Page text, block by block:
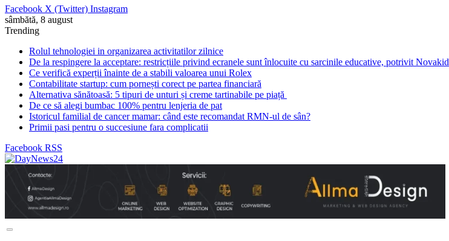
Facebook X (Twitter) Instagram
sâmbătă, 8 august
Trending
Rolul tehnologiei in organizarea activitatilor zilnice
De la respingere la acceptare: restricțiile privind ecranele sunt înlocuite cu sarcinile educative, potrivit Novakid
Ce verifică experții înainte de a stabili valoarea unui Rolex
Contabilitate startup: cum pornești corect pe partea financiară
Alternativa sănătoasă: 5 tipuri de unturi și creme tartinabile pe piață
De ce să alegi bumbac 100% pentru lenjeria de pat
Istoricul familial de cancer mamar: când este recomandat RMN-ul de sân?
Primii pasi pentru o succesiune fara complicatii
Facebook RSS